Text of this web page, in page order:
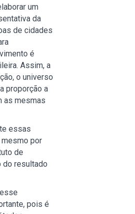
um
da
de cidades
é
Assim, a
o universo
proporção a
as mesmas
essas
por
de
do resultado
pois é